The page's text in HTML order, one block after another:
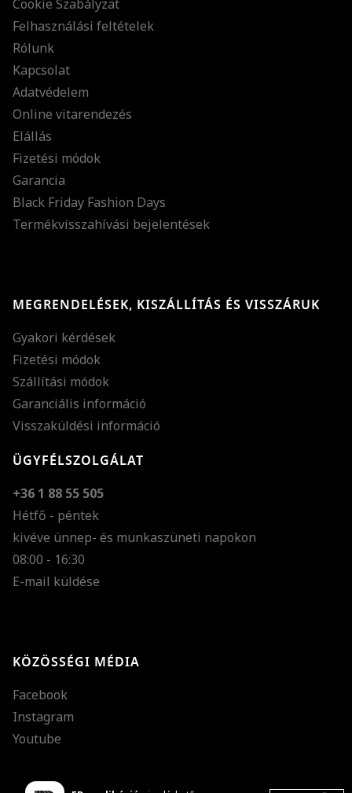
Cookie Szabályzat
Felhasználási feltételek
Rólunk
Kapcsolat
Adatvédelem
Online vitarendezés
Elállás
Fizetési módok
Garancia
Black Friday Fashion Days
Termékvisszahívási bejelentések
MEGRENDELÉSEK, KISZÁLLÍTÁS ÉS VISSZÁRUK
Gyakori kérdések
Fizetési módok
Szállítási módok
Garanciális információ
Visszaküldési információ
ÜGYFÉLSZOLGÁLAT
+36 1 88 55 505
Hétfő - péntek
kivéve ünnep- és munkaszüneti napokon
08:00 - 16:30
E-mail küldése
KÖZÖSSÉGI MÉDIA
Facebook
Instagram
Youtube